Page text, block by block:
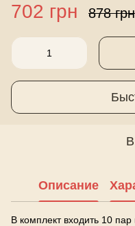
702 грн 878 грн
Описание
В комплект входить 10 пар